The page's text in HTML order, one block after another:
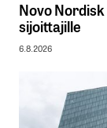
Novo
sijoittajille
6.8.2026